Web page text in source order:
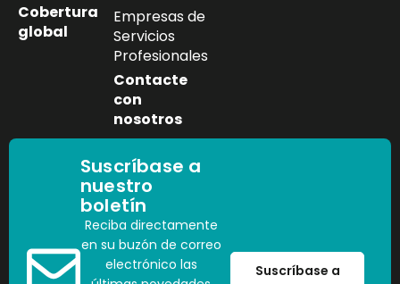
Cobertura
global
Empresas de
Servicios
Profesionales
Contacte
con
nosotros
Suscríbase a
nuestro
boletín
Reciba directamente
en su buzón de correo
electrónico las
Suscríbase a